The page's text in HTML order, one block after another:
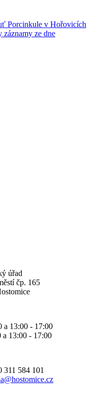
Porcinkule v Hořovicích
záznamy ze dne
úřad
čp. 165
a 13:00 - 17:00
a 13:00 - 17:00
311 584 101